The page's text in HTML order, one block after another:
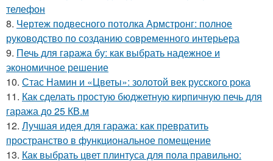
телефон
8. Чертеж подвесного потолка Армстронг: полное
руководство по созданию современного интерьера
9. Печь для гаража бу: как выбрать надежное и
экономичное решение
10. Стас Намин и «Цветы»: золотой век русского рока
11. Как сделать простую бюджетную кирпичную печь для
гаража до 25 КВ.м
12. Лучшая идея для гаража: как превратить
пространство в функциональное помещение
13. Как выбрать цвет плинтуса для пола правильно: